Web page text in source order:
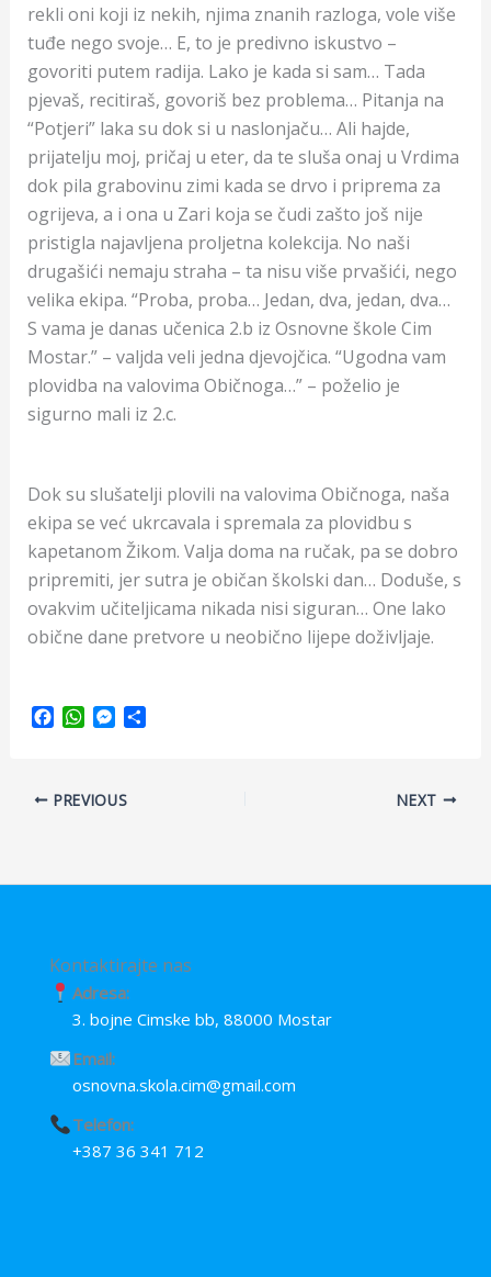
rekli oni koji iz nekih, njima znanih razloga, vole više
tuđe nego svoje… E, to je predivno iskustvo –
govoriti putem radija. Lako je kada si sam… Tada
pjevaš, recitiraš, govoriš bez problema… Pitanja na
“Potjeri” laka su dok si u naslonjaču… Ali hajde,
prijatelju moj, pričaj u eter, da te sluša onaj u Vrdima
dok pila grabovinu zimi kada se drvo i priprema za
ogrijeva, a i ona u Zari koja se čudi zašto još nije
pristigla najavljena proljetna kolekcija. No naši
drugašići nemaju straha – ta nisu više prvašići, nego
velika ekipa. “Proba, proba… Jedan, dva, jedan, dva…
S vama je danas učenica 2.b iz Osnovne škole Cim
Mostar.” – valjda veli jedna djevojčica. “Ugodna vam
plovidba na valovima Običnoga…” – poželio je
sigurno mali iz 2.c.
Dok su slušatelji plovili na valovima Običnoga, naša
ekipa se već ukrcavala i spremala za plovidbu s
kapetanom Žikom. Valja doma na ručak, pa se dobro
pripremiti, jer sutra je običan školski dan… Doduše, s
ovakvim učiteljicama nikada nisi siguran… One lako
obične dane pretvore u neobično lijepe doživljaje.
b
W
s
M
e
r
PREVIOUS NEXT
Kontaktirajte nas
Adresa:
3. bojne Cimske bb, 88000 Mostar
Email:
osnovna.skola.cim@gmail.com
Telefon:
+387 36 341 712